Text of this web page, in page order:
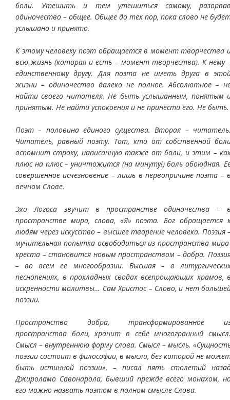
боли. Утешить и тем утешиться самому,
одиночество – общее. Общее до тех пор, пока слово не
услышано и принято.
К этому человеку поэт обращается в момент творчества
всю жизнь (которая и есть – момент творчества). К нему
единственному другу. Для поэта не иметь друга в
жизни – одиночество далеко не полное. Абсолютное –
найти своего читателя. Не быть услышанным, понятым
принятым. Не найти успокоения и не принести его. Не быть.
Поэт – половина единого существа. Вторая –
Читатель, равный поэту. Тот, кто от собственной
вспомнит строку, написанную также от боли, и этим –
плюс на плюс – уничтожится (на минуту!) боль обоюдная.
совершенное исчезновение – лишь в первопричине поэта –
вечном Слове.
Эхо Логоса звучит в пространстве одиночества –
пространстве мира, слова, «Я» поэта. Бог обращается
людям через искусство – высшее творение человека. Поэзия
мучительная попытка освободиться из пространства
креста – становится новым пространством – добра.
– во всем ее многообразии. Высшая – в
песнопениях, в прохладных сводах всепрощающих храмов,
искренности молитвы… Сам Христос – Слово, и нет
поэзии.
Пространство добра, трансформированное
пространства боли, хранит в себе многогранный
Смысл – внутреннюю форму слова. Смысл – мысль.
поэзии состоит в философии, в мысли, без которой не
быть истинной поэзии», – писал пять столетий
Джироламо Савонарола, бывший прежде всего монахом,
его можно назвать поэтом в полном смысле Слова.